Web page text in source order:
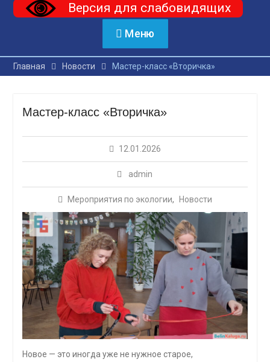
Версия для слабовидящих
Меню
Главная Новости Мастер-класс «Вторичка»
Мастер-класс «Вторичка»
12.01.2026
admin
Мероприятия по экологии, Новости
Новое — это иногда уже не нужное старое,